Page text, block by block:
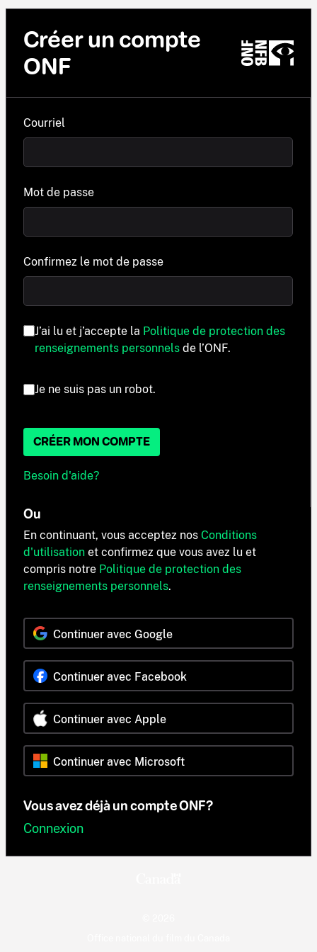
Créer un compte
ONF
Courriel
Mot de passe
Confirmez le mot de passe
J’ai lu et j’accepte la Politique de protection des
renseignements personnels de l’ONF.
Je ne suis pas un robot.
CRÉER MON COMPTE
Besoin d'aide?
Ou
En continuant, vous acceptez nos Conditions
d'utilisation et confirmez que vous avez lu et
compris notre Politique de protection des
renseignements personnels.
Continuer avec Google
Continuer avec Facebook
Continuer avec Apple
Continuer avec Microsoft
Vous avez déjà un compte ONF?
Connexion